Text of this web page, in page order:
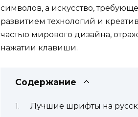
символов, а искусство,
развитием технологий и
частью мирового дизайна,
нажатии клавиши.
Содержание
Лучшие шрифты на